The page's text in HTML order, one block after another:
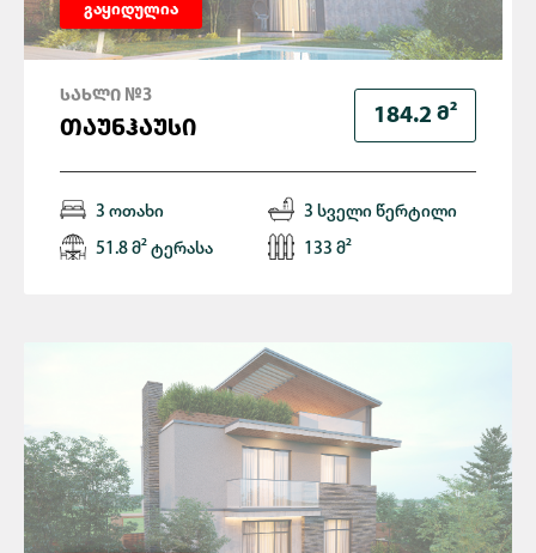
გაყიდულია
184.2 Მ²
ᲡᲐᲮᲚᲘ №3
ᲗᲐᲣᲜᲰᲐᲣᲡᲘ
3 ოთახი 3 სველი წერტილი
51.8 მ² ტერასა 133 მ²